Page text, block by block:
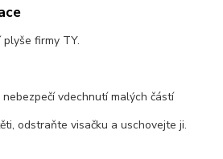
firmy TY.
vdechnutí malých částí
odstraňte visačku a uschovejte ji.